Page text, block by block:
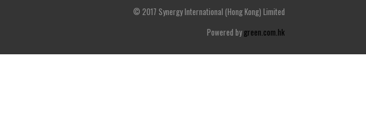
© 2017 Synergy International (Hong Kong) Limited
Powered by green.com.hk